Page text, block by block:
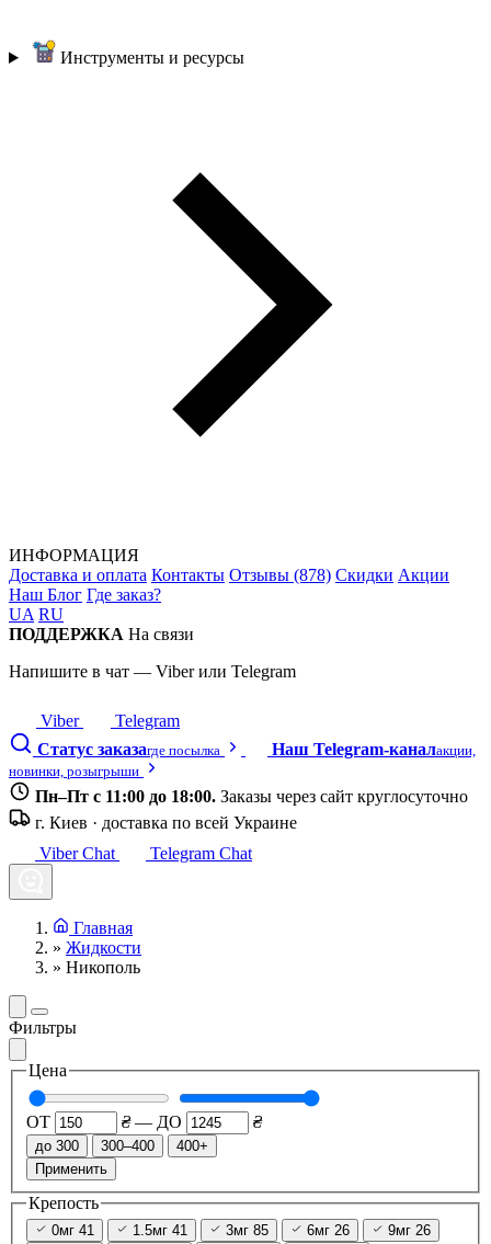
Инструменты и ресурсы
ИНФОРМАЦИЯ
Доставка и оплата Контакты Отзывы (878) Скидки Акции
Наш Блог Где заказ?
UA RU
ПОДДЕРЖКА На связи
Напишите в чат — Viber или Telegram
Viber
Telegram
Статус заказагде посылка Наш Telegram-каналакции,
новинки, розыгрыши
Пн–Пт с 11:00 до 18:00. Заказы через сайт круглосуточно
г. Киев · доставка по всей Украине
Viber Chat
Telegram Chat
Главная
» Жидкости
» Никополь
Фильтры
Цена
ОТ ₴ — ДО ₴
до 300 300–400
400+
Применить
Крепость
0мг 41 1.5мг 41 3мг 85 6мг 26 9мг 26